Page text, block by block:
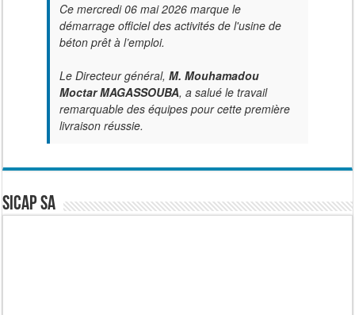
Ce mercredi 06 mai 2026 marque le
démarrage officiel des activités de l'usine de
béton prêt à l’emploi.
Le Directeur général, M. Mouhamadou
Moctar MAGASSOUBA, a salué le travail
remarquable des équipes pour cette première
livraison réussie.
SICAP SA